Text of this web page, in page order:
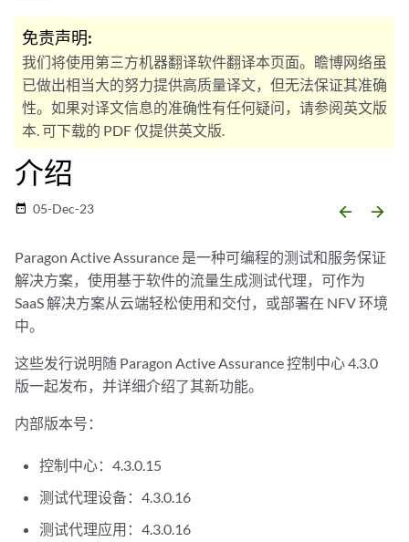
免责声明:
我们将使用第三方机器翻译软件翻译本页面。瞻博网络虽
已做出相当大的努力提供高质量译文，但无法保证其准确
性。如果对译文信息的准确性有任何疑问，请参阅英文版
本. 可下载的 PDF 仅提供英文版.
介绍
date_range 05-Dec-23 arrow_backward arrow_forward
Paragon Active Assurance 是一种可编程的测试和服务保证
解决方案，使用基于软件的流量生成测试代理，可作为
SaaS 解决方案从云端轻松使用和交付，或部署在 NFV 环境
中。
这些发行说明随 Paragon Active Assurance 控制中心 4.3.0
版一起发布，并详细介绍了其新功能。
内部版本号：
控制中心：4.3.0.15
测试代理设备：4.3.0.16
测试代理应用：4.3.0.16